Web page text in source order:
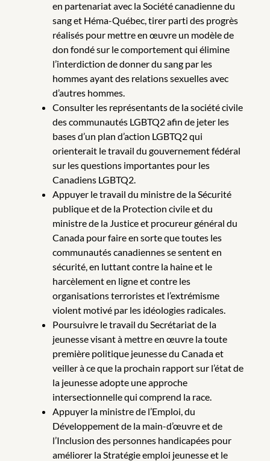
en partenariat avec la Société canadienne du
sang et Héma-Québec, tirer parti des progrès
réalisés pour mettre en œuvre un modèle de
don fondé sur le comportement qui élimine
l’interdiction de donner du sang par les
hommes ayant des relations sexuelles avec
d’autres hommes.
Consulter les représentants de la société civile
des communautés LGBTQ2 afin de jeter les
bases d’un plan d’action LGBTQ2 qui
orienterait le travail du gouvernement fédéral
sur les questions importantes pour les
Canadiens LGBTQ2.
Appuyer le travail du ministre de la Sécurité
publique et de la Protection civile et du
ministre de la Justice et procureur général du
Canada pour faire en sorte que toutes les
communautés canadiennes se sentent en
sécurité, en luttant contre la haine et le
harcèlement en ligne et contre les
organisations terroristes et l’extrémisme
violent motivé par les idéologies radicales.
Poursuivre le travail du Secrétariat de la
jeunesse visant à mettre en œuvre la toute
première politique jeunesse du Canada et
veiller à ce que la prochain rapport sur l’état de
la jeunesse adopte une approche
intersectionnelle qui comprend la race.
Appuyer la ministre de l’Emploi, du
Développement de la main-d’œuvre et de
l’Inclusion des personnes handicapées pour
améliorer la Stratégie emploi jeunesse et le